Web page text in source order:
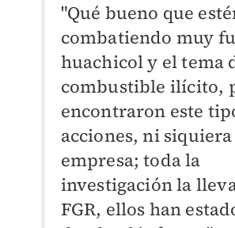
"Qué bueno que
combatiendo muy
huachicol y el tema
combustible ilícito,
encontraron este
acciones, ni
empresa; toda la
investigación la
FGR, ellos han